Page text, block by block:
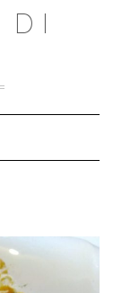
DI